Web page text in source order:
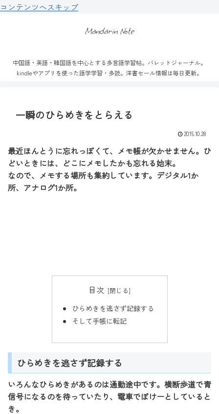
コンテンツへスキップ
Mandarin Note
中国語・英語・韓国語を中心とする多言語学習帖。バレットジャーナル。
kindleやアプリを使った語学学習・多読。洋書セール情報は毎日更新。
一瞬のひらめきをとらえる
2015.10.28
最近ほんとうに忘れっぽくて、メモ帳が欠かせません。ひ
どいときには、どこにメモしたかも忘れる始末。
なので、メモする場所も集約しています。デジタル1か
所、アナログ1か所。
目次
ひらめきを逃さず記録する
そして手帳に転記
ひらめきを逃さず記録する
いろんなひらめきがあるのは通勤途中です。横断歩道で青
信号になるのを待っていたり、電車でぼけーとしていると
き。